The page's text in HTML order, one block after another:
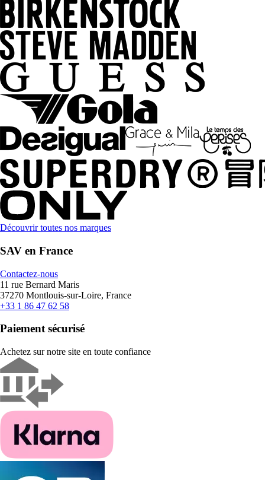
Découvrir toutes nos marques
SAV en France
Contactez-nous
11 rue Bernard Maris
37270 Montlouis-sur-Loire, France
+33 1 86 47 62 58
Paiement sécurisé
Achetez sur notre site en toute confiance